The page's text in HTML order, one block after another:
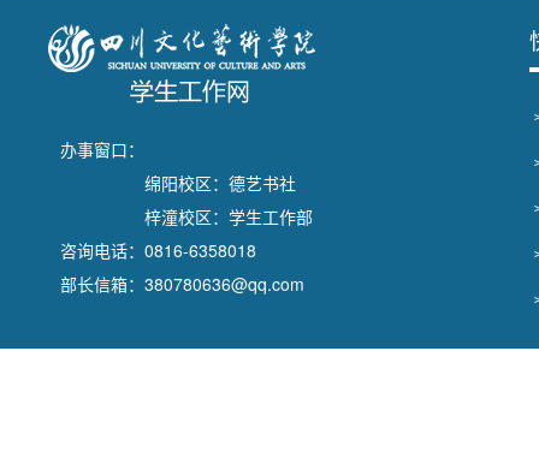
办事窗口：
绵阳校区：德艺书社
梓潼校区：学生工作部
咨询电话：0816-6358018
部长信箱：380780636@qq.com